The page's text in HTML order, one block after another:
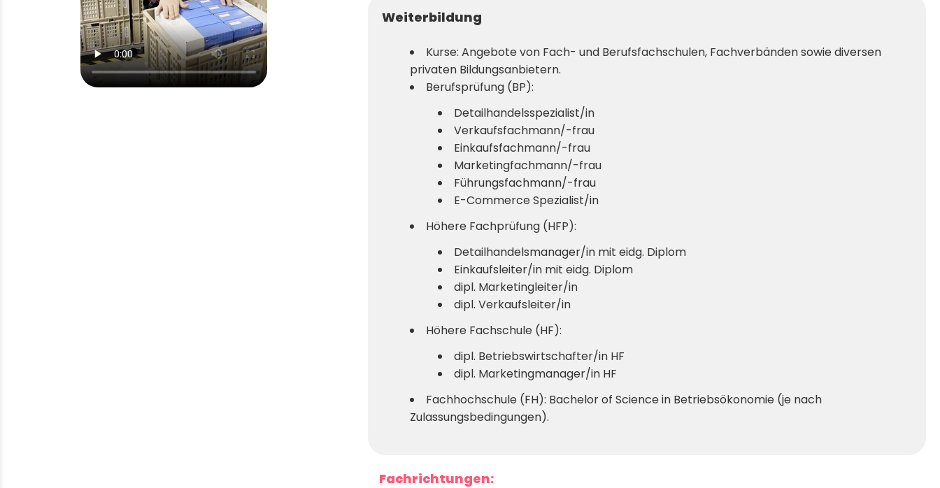
Weiterbildung
Kurse: Angebote von Fach- und Berufsfachschulen, Fachverbänden sowie diversen
privaten Bildungsanbietern.
Berufsprüfung (BP):
Detailhandelsspezialist/in
Verkaufsfachmann/-frau
Einkaufsfachmann/-frau
Marketingfachmann/-frau
Führungsfachmann/-frau
E-Commerce Spezialist/in
Höhere Fachprüfung (HFP):
Detailhandelsmanager/in mit eidg. Diplom
Einkaufsleiter/in mit eidg. Diplom
dipl. Marketingleiter/in
dipl. Verkaufsleiter/in
Höhere Fachschule (HF):
dipl. Betriebswirtschafter/in HF
dipl. Marketingmanager/in HF
Fachhochschule (FH): Bachelor of Science in Betriebsökonomie (je nach
Zulassungsbedingungen).
Fachrichtungen: